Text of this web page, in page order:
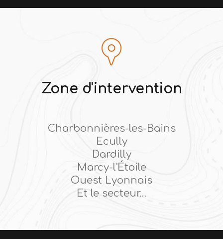
Zone d'intervention
Charbonnières-les-Bains
Ecully
Dardilly
Marcy-l'Étoile
Ouest Lyonnais
Et le secteur…